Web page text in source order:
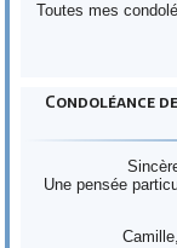
Toutes mes
Condoléance de
Une pensée